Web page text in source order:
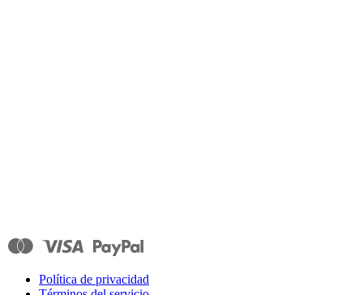
Política de privacidad